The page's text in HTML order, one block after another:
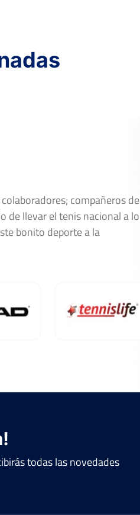
compañeros de
de llevar el tenis nacional a lo
bonito deporte a la
todas las novedades